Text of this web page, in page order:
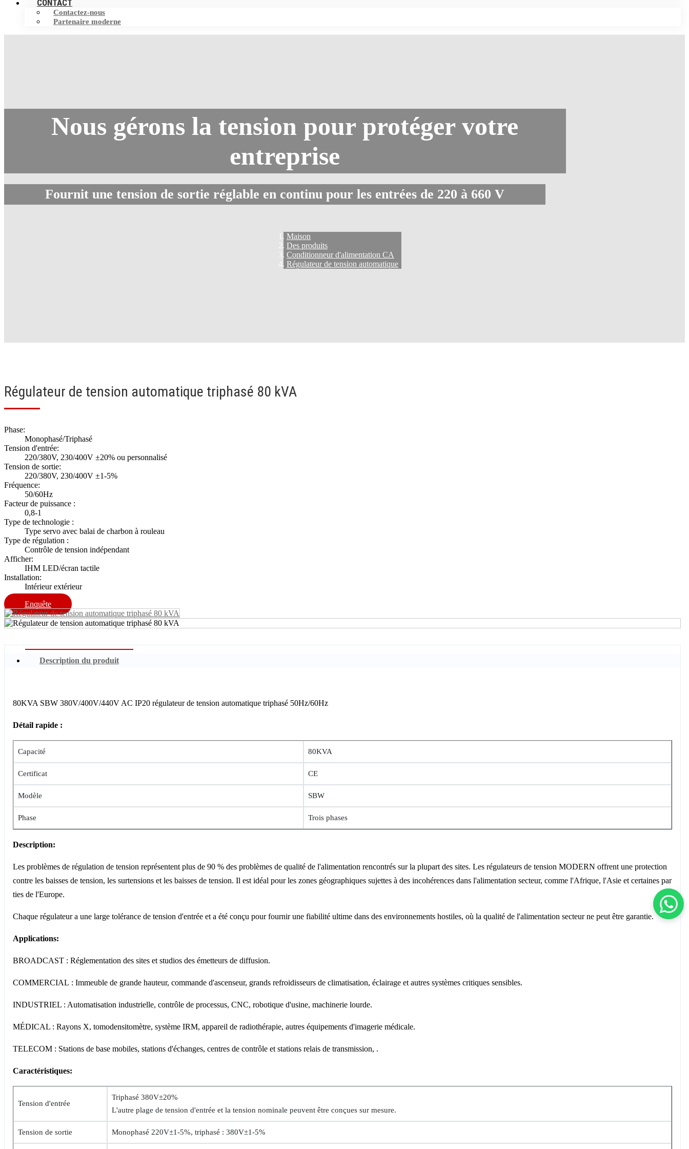
CONTACT
Contactez-nous
Partenaire moderne
Nous gérons la tension pour protéger votre
entreprise
Fournit une tension de sortie réglable en continu pour les entrées de 220 à 660 V
Maison
Des produits
Conditionneur d'alimentation CA
Régulateur de tension automatique
Régulateur de tension automatique triphasé 80 kVA
Phase:
Monophasé/Triphasé
Tension d'entrée:
220/380V, 230/400V ±20% ou personnalisé
Tension de sortie:
220/380V, 230/400V ±1-5%
Fréquence:
50/60Hz
Facteur de puissance :
0,8-1
Type de technologie :
Type servo avec balai de charbon à rouleau
Type de régulation :
Contrôle de tension indépendant
Afficher:
IHM LED/écran tactile
Installation:
Intérieur extérieur
Enquête
Description du produit
80KVA SBW 380V/400V/440V AC IP20 régulateur de tension automatique triphasé 50Hz/60Hz
Détail rapide :
Capacité 80KVA
Certificat CE
Modèle SBW
Phase Trois phases
Description:
Les problèmes de régulation de tension représentent plus de 90 % des problèmes de qualité de l'alimentation rencontrés sur la plupart des sites. Les régulateurs de tension MODERN offrent une protection
contre les baisses de tension, les surtensions et les baisses de tension. Il est idéal pour les zones géographiques sujettes à des incohérences dans l'alimentation secteur, comme l'Afrique, l'Asie et certaines par
ties de l'Europe.
Chaque régulateur a une large tolérance de tension d'entrée et a été conçu pour fournir une fiabilité ultime dans des environnements hostiles, où la qualité de l'alimentation secteur ne peut être garantie.
Applications:
BROADCAST : Réglementation des sites et studios des émetteurs de diffusion.
COMMERCIAL : Immeuble de grande hauteur, commande d'ascenseur, grands refroidisseurs de climatisation, éclairage et autres systèmes critiques sensibles.
INDUSTRIEL : Automatisation industrielle, contrôle de processus, CNC, robotique d'usine, machinerie lourde.
MÉDICAL : Rayons X, tomodensitomètre, système IRM, appareil de radiothérapie, autres équipements d'imagerie médicale.
TELECOM : Stations de base mobiles, stations d'échanges, centres de contrôle et stations relais de transmission, .
Caractéristiques:
Tension d'entrée
Triphasé 380V±20%
L'autre plage de tension d'entrée et la tension nominale peuvent être conçues sur mesure.
Tension de sortie Monophasé 220V±1-5%, triphasé : 380V±1-5%